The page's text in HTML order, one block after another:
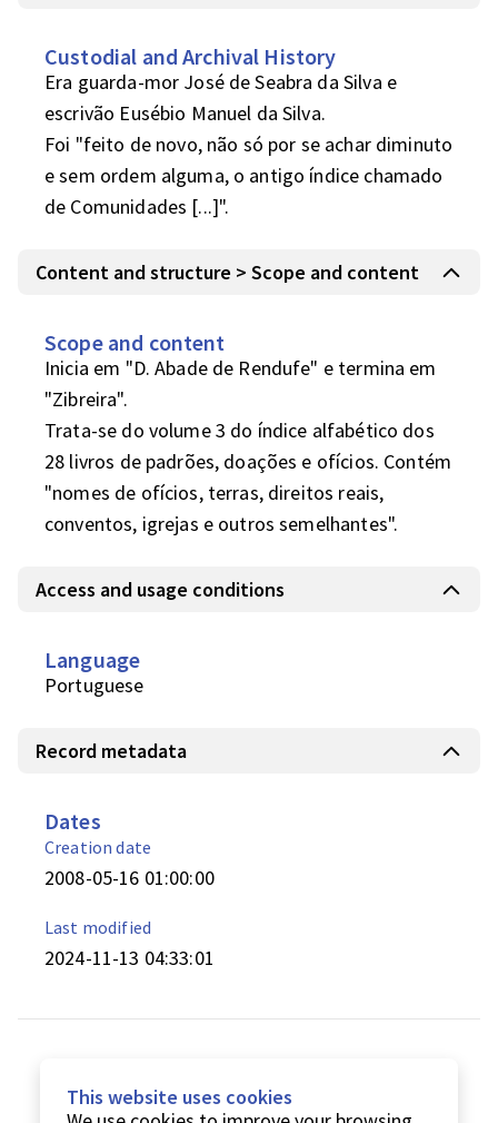
Custodial and Archival History
Era guarda-mor José de Seabra da Silva e
escrivão Eusébio Manuel da Silva.
Foi "feito de novo, não só por se achar diminuto
e sem ordem alguma, o antigo índice chamado
de Comunidades [...]".
Content and structure > Scope and content
Scope and content
Inicia em "D. Abade de Rendufe" e termina em
"Zibreira".
Trata-se do volume 3 do índice alfabético dos
28 livros de padrões, doações e ofícios. Contém
"nomes de ofícios, terras, direitos reais,
conventos, igrejas e outros semelhantes".
Access and usage conditions
Language
Portuguese
Record metadata
Dates
Creation date
2008-05-16 01:00:00
Last modified
2024-11-13 04:33:01
This website uses cookies